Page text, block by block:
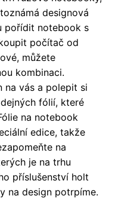
designová
pořídit notebook s
počítač od
můžete
kombinaci.
na vás a polepit si
fólií, které
na notebook
edice, takže
na
je na trhu
příslušenství holt
na design potrpíme.